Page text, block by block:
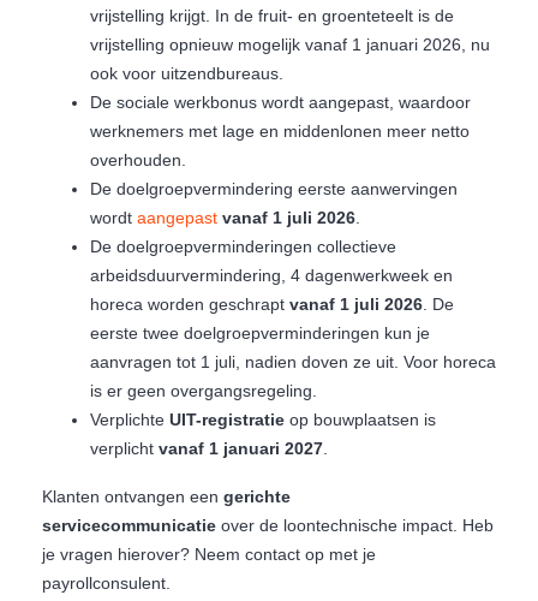
vrijstelling krijgt. In de fruit- en groenteteelt is de
vrijstelling opnieuw mogelijk vanaf 1 januari 2026, nu
ook voor uitzendbureaus.
De sociale werkbonus wordt aangepast, waardoor
werknemers met lage en middenlonen meer netto
overhouden.
De doelgroepvermindering eerste aanwervingen
wordt aangepast vanaf 1 juli 2026
De doelgroepverminderingen collectieve
arbeidsduurvermindering, 4 dagenwerkweek en
horeca worden geschrapt vanaf 1 juli 2026 . De
eerste twee doelgroepverminderingen kun je
aanvragen tot 1 juli, nadien doven ze uit. Voor horeca
is er geen overgangsregeling.
Verplichte UIT-registratie op bouwplaatsen is
verplicht vanaf 1 januari 2027
Klanten ontvangen een gerichte
servicecommunicatie over de loontechnische impact. Heb
je vragen hierover? Neem contact op met je
payrollconsulent.